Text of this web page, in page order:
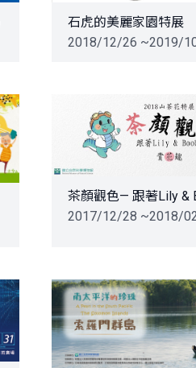
石虎的美麗家園特展
2018/12/26 ~2019/
2017/12/28 ~2018/